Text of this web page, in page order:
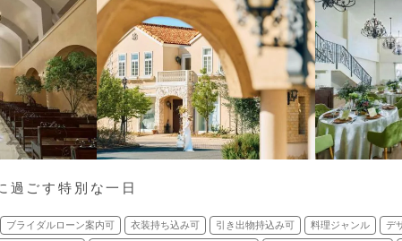
過ごす特別な一日
ブライダルローン案内可 衣装持ち込み可 引き出物持込み可 料理ジャンル デ